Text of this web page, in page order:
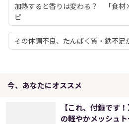
加熱すると香りは変わる？ 「食材
ピ
その体調不良、たんぱく質・鉄不足
今、あなたにオススメ
【これ、付録です
の軽やかメッシュ